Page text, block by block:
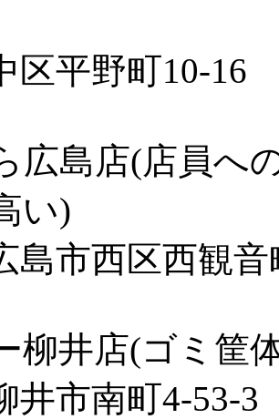
区平野町10-16
広島店(店員へ
い)
島市西区西観音
柳井店(ゴミ筐
井市南町4-53-3